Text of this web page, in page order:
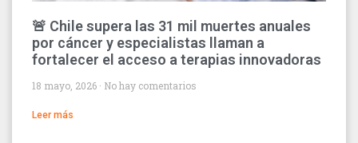
🚨 Chile supera las 31 mil muertes anuales
por cáncer y especialistas llaman a
fortalecer el acceso a terapias innovadoras
18 mayo, 2026 No hay comentarios
Leer más